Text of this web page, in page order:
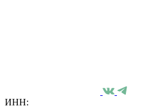
ИНН: